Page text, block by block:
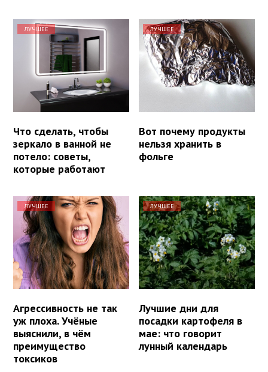
ЛУЧШЕЕ
Что сделать, чтобы
зеркало в ванной не
потело: советы,
которые работают
ЛУЧШЕЕ
Вот почему продукты
нельзя хранить в
фольге
ЛУЧШЕЕ
Агрессивность не так
уж плоха. Учёные
выяснили, в чём
преимущество
токсиков
ЛУЧШЕЕ
Лучшие дни для
посадки картофеля в
мае: что говорит
лунный календарь